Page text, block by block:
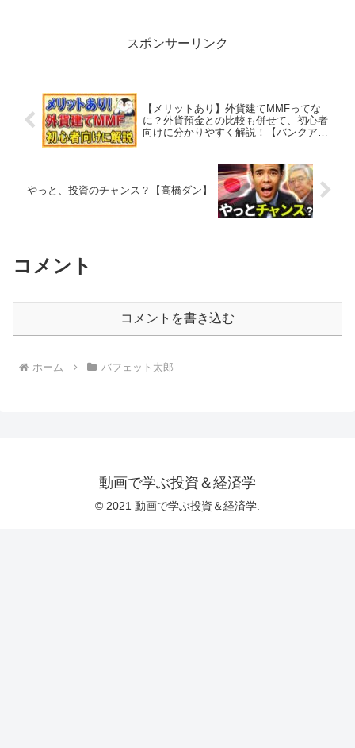
スポンサーリンク
【メリットあり】外貨建てMMFってな
に？外貨預金との比較も併せて、初心者
向けに分かりやすく解説！【バンクアカ
やっと、投資のチャンス？【高橋ダン】
コメント
コメントを書き込む
ホーム バフェット太郎
動画で学ぶ投資＆経済学
© 2021 動画で学ぶ投資＆経済学.